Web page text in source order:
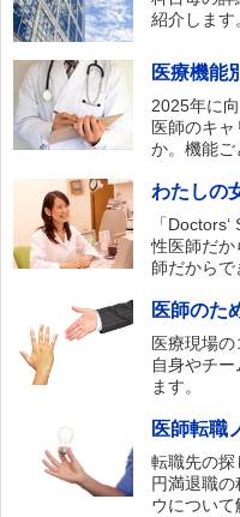
紹介します
医療機能
2025年に
医師のキ
か。機能ご
わたしの
「
性医師だ
師だからで
医師のた
医療現場
自身やチ
ます。
医師転職
転職先の探
円満退職
ウについて